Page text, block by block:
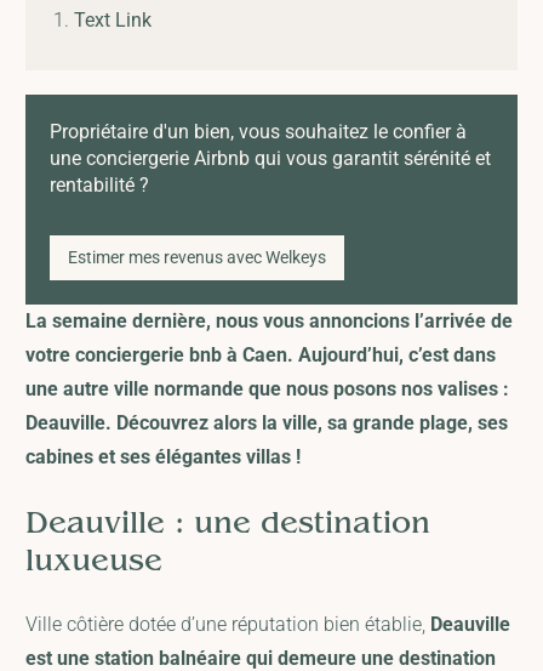
Text Link
Propriétaire d'un bien, vous souhaitez le confier à
une conciergerie Airbnb qui vous garantit sérénité et
rentabilité ?
Estimer mes revenus avec Welkeys
La semaine dernière, nous vous annoncions l’arrivée de
votre conciergerie bnb àCaen. Aujourd’hui, c’est dans
une autre ville normande que nous posons nos valises :
Deauville. Découvrez alors la ville, sa grande plage, ses
cabines et ses élégantes villas !
Deauville : une destination
luxueuse
Ville côtière dotée d’une réputation bien établie, Deauville
est une station balnéaire qui demeure une destination